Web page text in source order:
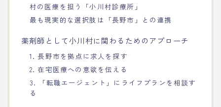
村の医療を担う「小川村診療所」
最も現実的な選択肢は「長野市」との連携
薬剤師として小川村に関わるためのアプローチ
1. 長野市を拠点に求人を探す
2. 在宅医療への意欲を伝える
3. 「転職エージェント」にライフプランを相談す
る